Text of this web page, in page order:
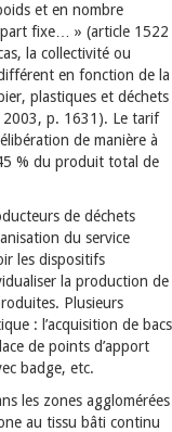
et en nombre
fixe… » (article 1522
la collectivité ou
en fonction de la
plastiques et déchets
2003, p. 1631). Le tarif
de manière à
% du produit total de
de déchets
du service
les dispositifs
la production de
Plusieurs
: l’acquisition de bacs
de points d’apport
badge, etc.
les zones agglomérées
au tissu bâti continu